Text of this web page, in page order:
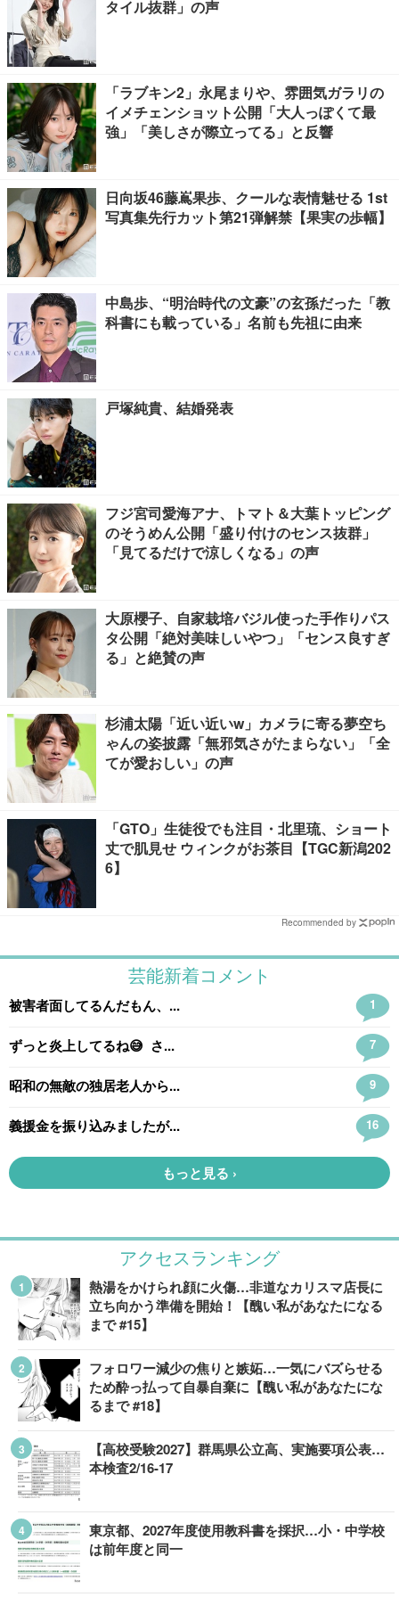
タイル抜群」の声
「ラブキン2」永尾まりや、雰囲気ガラリの
イメチェンショット公開「大人っぽくて最
強」「美しさが際立ってる」と反響
日向坂46藤嶌果歩、クールな表情魅せる 1st
写真集先行カット第21弾解禁【果実の歩幅】
中島歩、“明治時代の文豪”の玄孫だった「教
科書にも載っている」名前も先祖に由来
戸塚純貴、結婚発表
フジ宮司愛海アナ、トマト＆大葉トッピング
のそうめん公開「盛り付けのセンス抜群」
「見てるだけで涼しくなる」の声
大原櫻子、自家栽培バジル使った手作りパス
タ公開「絶対美味しいやつ」「センス良すぎ
る」と絶賛の声
杉浦太陽「近い近いw」カメラに寄る夢空ち
ゃんの姿披露「無邪気さがたまらない」「全
てが愛おしい」の声
「GTO」生徒役でも注目・北里琉、ショート
丈で肌見せ ウィンクがお茶目【TGC新潟202
6】
Recommended by
アクセスランキング
熱湯をかけられ顔に火傷…非道なカリスマ店長に
立ち向かう準備を開始！【醜い私があなたになる
まで #15】
フォロワー減少の焦りと嫉妬…一気にバズらせる
ため酔っ払って自暴自棄に【醜い私があなたにな
るまで #18】
【高校受験2027】群馬県公立高、実施要項公表…
本検査2/16-17
東京都、2027年度使用教科書を採択…小・中学校
は前年度と同一